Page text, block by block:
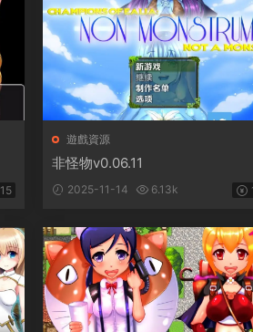
15
遊戲資源
非怪物v0.06.11
2025-11-14 6.13k